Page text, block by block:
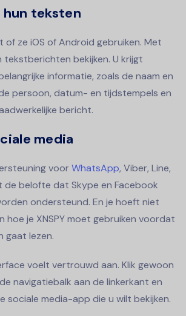
hun teksten
of ze iOS of Android gebruiken. Met
tekstberichten bekijken. U krijgt
informatie, zoals de naam en
persoon, datum- en tijdstempels en
bericht.
media
voorWhatsApp, Viber, Line,
de belofte dat Skype en Facebook
ondersteund. En je hoeft niet
hoe je XNSPY moet gebruiken voordat
gaat lezen.
voelt vertrouwd aan. Klik gewoon
navigatiebalk aan de linkerkant en
sociale media-app die u wilt bekijken.